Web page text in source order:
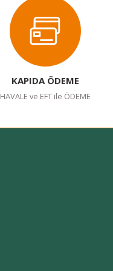
KAPIDA ÖDEME
HAVALE ve EFT ile ÖDEME